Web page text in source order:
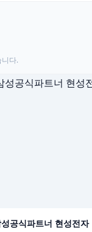
다.
공식파트너 현성전자